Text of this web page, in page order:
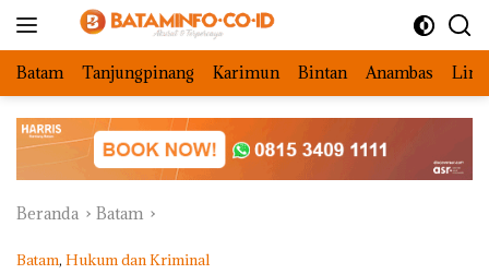
Batam Tanjungpinang Karimun Bintan Anambas
Beranda Batam
Batam, Hukum dan Kriminal